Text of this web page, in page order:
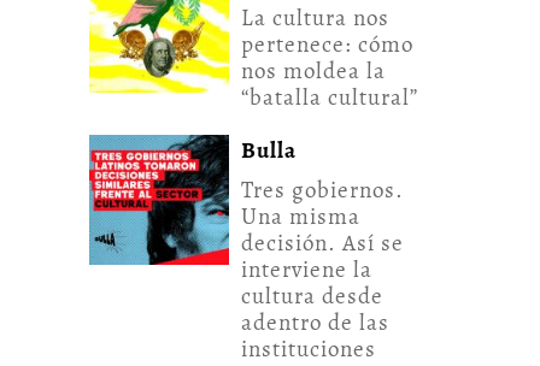
La cultura nos
pertenece: cómo
nos moldea la
“batalla cultural”
Bulla
Tres gobiernos.
Una misma
decisión. Así se
interviene la
cultura desde
adentro de las
instituciones